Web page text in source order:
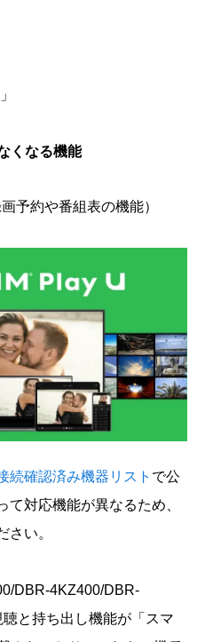
くなる機能
予約や番組表の機能）
続確認済み機器リスト で公
て対応機能が異なるため、
さい。
DBR-4KZ400/DBR-
と持ち出し機能が「スマ